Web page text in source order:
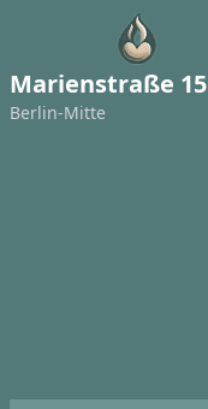
Marienstraße 15
Berlin-Mitte